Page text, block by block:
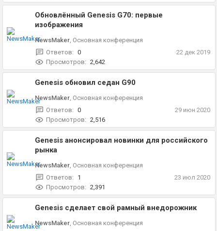
Обновлённый Genesis G70: первые
изображения
NewsMaker, Основная конференция
Ответов: 0
Просмотров: 2,642
22 дек 2019
Genesis обновил седан G90
NewsMaker, Основная конференция
Ответов: 0
Просмотров: 2,516
29 июн 2020
Genesis анонсировал новинки для российского
рынка
NewsMaker, Основная конференция
Ответов:
1
Просмотров: 2,391
23 июл 2020
Genesis сделает свой рамный внедорожник
NewsMaker, Основная конференция